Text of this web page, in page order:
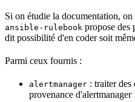
Si on étudie la documentation,
ansible-rulebook propose des
dit possibilité d'en coder soit
Parmi ceux fournis :
alertmanager : traiter des
provenance d'alertmanager